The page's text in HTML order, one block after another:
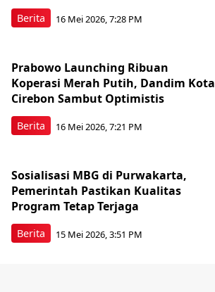
Berita 16 Mei 2026, 7:28 PM
Berita
Prabowo Launching Ribuan
Koperasi Merah Putih, Dandim Kota
Cirebon Sambut Optimistis
16 Mei 2026, 7:21 PM
Berita
Sosialisasi MBG di Purwakarta,
Pemerintah Pastikan Kualitas
Program Tetap Terjaga
15 Mei 2026, 3:51 PM